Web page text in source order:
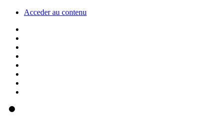
Acceder au contenu